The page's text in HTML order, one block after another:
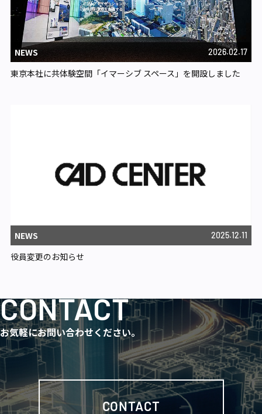
NEWS 2026.02.17
東京本社に共体験空間「イマーシブ スペース」を開設しました
NEWS 2025.12.11
役員変更のお知らせ
CONTACT
お気軽にお問い合わせください。
CONTACT